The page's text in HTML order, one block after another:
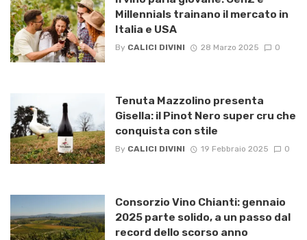
Millennials trainano il mercato in
Italia e USA
By CALICI DIVINI 28 Marzo 2025 0
Tenuta Mazzolino presenta
Gisella: il Pinot Nero super cru che
conquista con stile
By CALICI DIVINI 19 Febbraio 2025 0
Consorzio Vino Chianti: gennaio
2025 parte solido, a un passo dal
record dello scorso anno